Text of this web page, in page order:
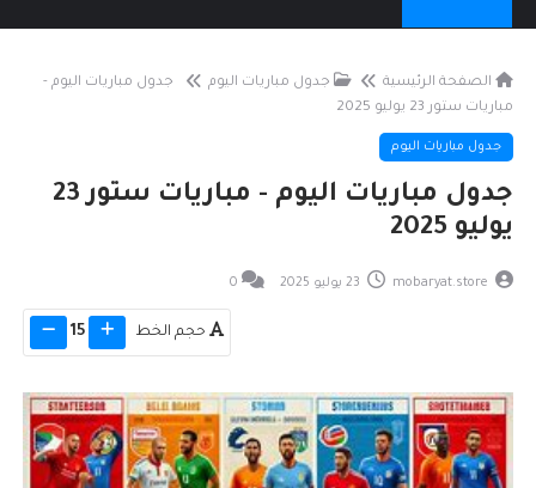
الصفحة الرئيسية جدول مباريات اليوم
جدول مباريات اليوم -
مباريات ستور 23 يوليو 2025
جدول مباريات اليوم
جدول مباريات اليوم - مباريات ستور 23
يوليو 2025
mobaryat.store
0
حجم الخط 15